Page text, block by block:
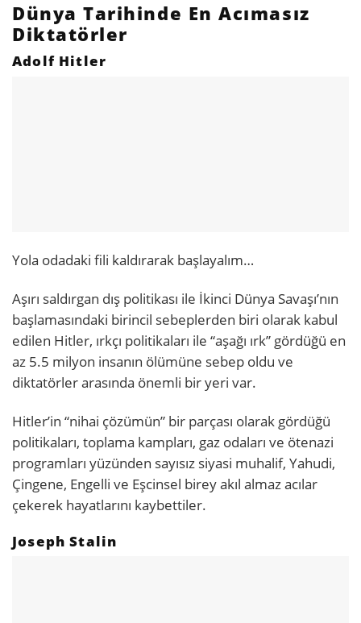
Dünya Tarihinde En Acımasız
Diktatörler
Adolf Hitler
Yola odadaki fili kaldırarak başlayalım…
Aşırı saldırgan dış politikası ile İkinci Dünya Savaşı’nın
başlamasındaki birincil sebeplerden biri olarak kabul
edilen Hitler, ırkçı politikaları ile “aşağı ırk” gördüğü en
az 5.5 milyon insanın ölümüne sebep oldu ve
diktatörler arasında önemli bir yeri var.
Hitler’in “nihai çözümün” bir parçası olarak gördüğü
politikaları, toplama kampları, gaz odaları ve ötenazi
programları yüzünden sayısız siyasi muhalif, Yahudi,
Çingene, Engelli ve Eşcinsel birey akıl almaz acılar
çekerek hayatlarını kaybettiler.
Joseph Stalin